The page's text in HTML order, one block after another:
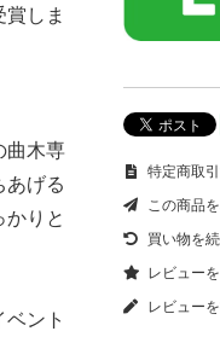
しま
曲木専
げる
りと
ント
特定商取
この商品
買い物を
レビュー
レビュー